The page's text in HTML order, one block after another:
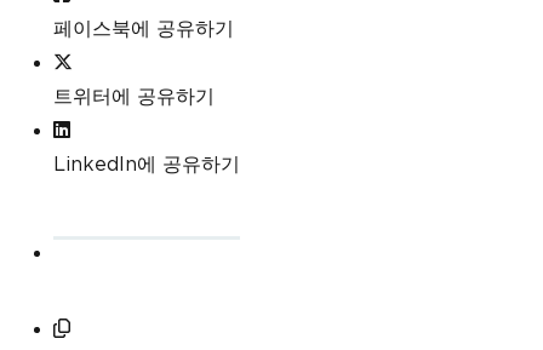
페이스북에 공유하기
트위터에 공유하기
LinkedIn에 공유하기